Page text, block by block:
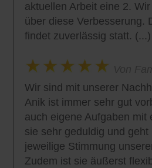
aktuellen Arbeit eine 2.
über diese Verbesserung.
findet zuverlässig statt. (...)
Wir sind mit unserer
Anik ist immer sehr gut
auch eigene Aufgaben mit
sie sehr geduldig und geht
jeweilige Stimmung
Zudem ist sie äußerst